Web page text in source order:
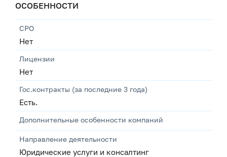
ОСОБЕННОСТИ
СРО
Нет
Лицензии
Нет
Гос.контракты (за последние 3 года)
Есть.
Дополнительные особенности компаний
Направление деятельности
Юридические услуги и консалтинг